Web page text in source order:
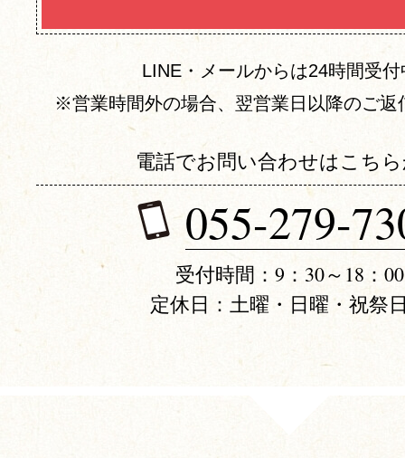
LINE・メールからは24時間受付
※営業時間外の場合、翌営業日以降のご返
電話でお問い合わせはこち
055-279-
受付時間：9：30～18：00
定休日：土曜・日曜・祝祭